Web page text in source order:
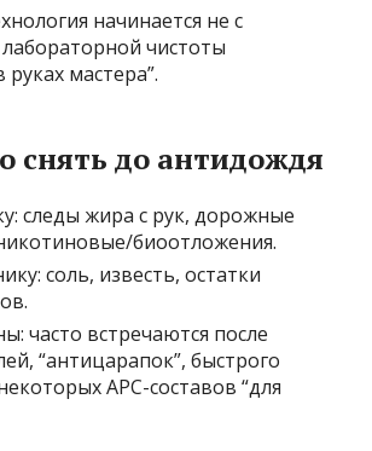
начинается не с
чистоты
руках мастера”.
снять до антидождя
следы жира с рук, дорожные
биоотложения.
соль, известь, остатки
часто встречаются после
“антицарапок”, быстрого
APC-составов “для